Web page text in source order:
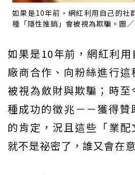
如果是10年前，網紅利用自己的社
種「隱性推銷」會被視為欺騙。圖
如果是10年前，網紅利
廠商合作、向粉絲進行
被視為斂財與欺騙；時
種成功的徵兆－－獲得贊
的肯定，況且這些「業
就不是祕密了，誰又會在